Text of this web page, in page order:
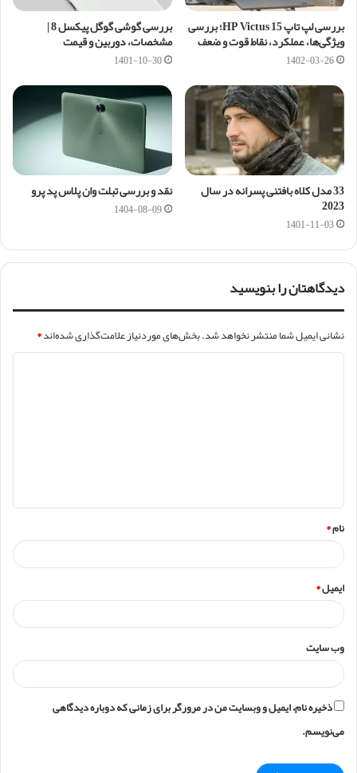
بررسی لپ تاپ HP Victus 15؛ بررسی
ویژگی‌ها، عملکرد، نقاط قوت و ضعف
1402-03-26
بررسی گوشی گوگل پیکسل 8 |
مشخصات، دوربین و قیمت
1401-10-30
33 مدل کلاه بافتنی پسرانه در سال
2023
1401-11-03
نقد و بررسی تبلت وان پلاس پد پرو
1404-08-09
دیدگاهتان را بنویسید
نشانی ایمیل شما منتشر نخواهد شد.بخش‌های موردنیاز علامت‌گذاری شده‌اند*
*
نام*
ایمیل*
وب‌ سایت
ذخیره نام، ایمیل و وبسایت من در مرورگر برای زمانی که دوباره دیدگاهی
می‌نویسم.